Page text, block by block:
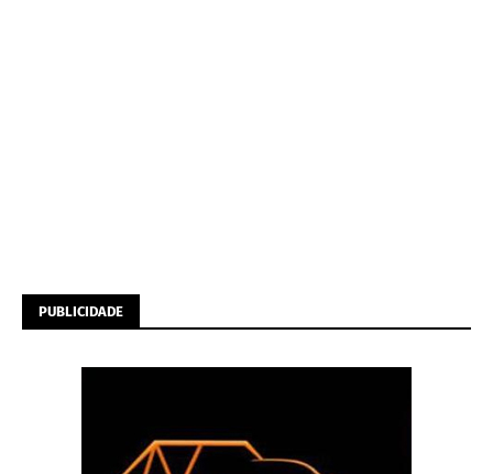
PUBLICIDADE